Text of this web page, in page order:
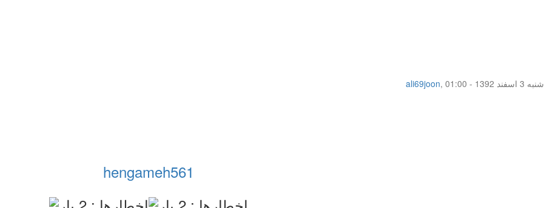
ali69joon,
شنبه 3 اسفند 1392 - 01:00
hengameh561